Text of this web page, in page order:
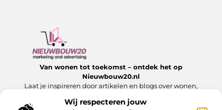
Wij respecteren jouw
Van wonen tot toekomst – ontdek het op
Nieuwbouw20.nl
Laat je inspireren door artikelen en blogs over wonen,